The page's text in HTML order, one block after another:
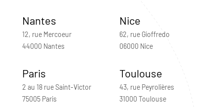
Nantes
12, rue Mercoeur
44000 Nantes
Nice
62, rue Gioffredo
06000 Nice
Paris
2 au 18 rue Saint-Victor
75005 Paris
Toulouse
43, rue Peyrolières
31000 Toulouse